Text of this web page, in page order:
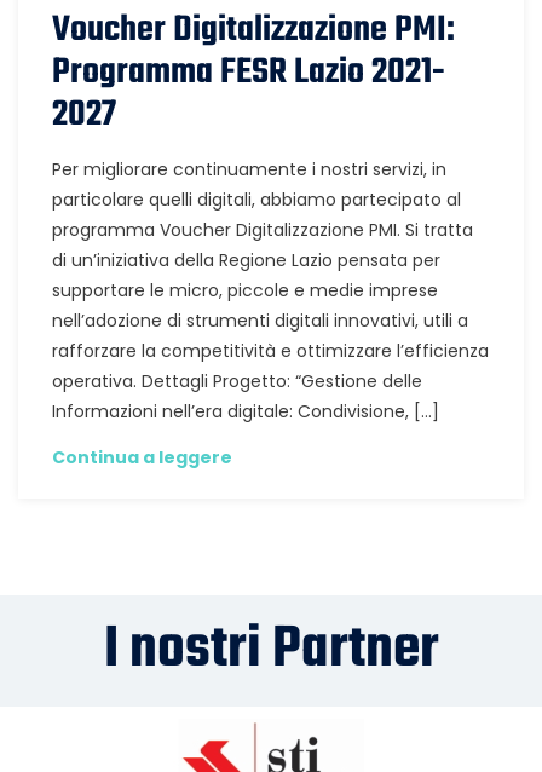
Voucher Digitalizzazione PMI:
Programma FESR Lazio 2021-
2027
Per migliorare continuamente i nostri servizi, in
particolare quelli digitali, abbiamo partecipato al
programma Voucher Digitalizzazione PMI. Si tratta
di un’iniziativa della Regione Lazio pensata per
supportare le micro, piccole e medie imprese
nell’adozione di strumenti digitali innovativi, utili a
rafforzare la competitività e ottimizzare l’efficienza
operativa. Dettagli Progetto: “Gestione delle
Informazioni nell’era digitale: Condivisione, […]
Continua a leggere
I nostri Partner